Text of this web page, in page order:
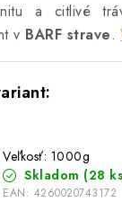
a citlivé
v BARF strave.
Veľkosť: 1000g
Skladom (28
EAN: 4260020743172